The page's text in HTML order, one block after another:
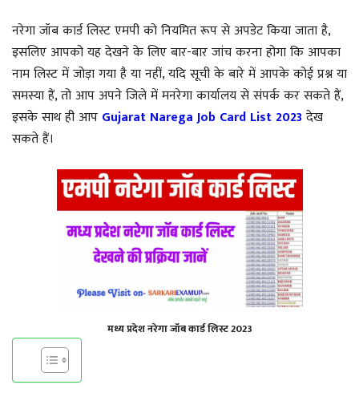
नरेगा जॉब कार्ड लिस्ट एमपी को नियमित रूप से अपडेट किया जाता है,
इसलिए आपको यह देखने के लिए बार-बार जांच करना होगा कि आपका
नाम लिस्ट में जोड़ा गया है या नहीं, यदि सूची के बारे में आपके कोई प्रश्न या
समस्या हैं, तो आप अपने जिले में मनरेगा कार्यालय से संपर्क कर सकते हैं,
इसके साथ ही आप Gujarat Narega Job Card List 2023देख
सकते हैं।
मध्य प्रदेश नरेगा जॉब कार्ड लिस्ट 2023